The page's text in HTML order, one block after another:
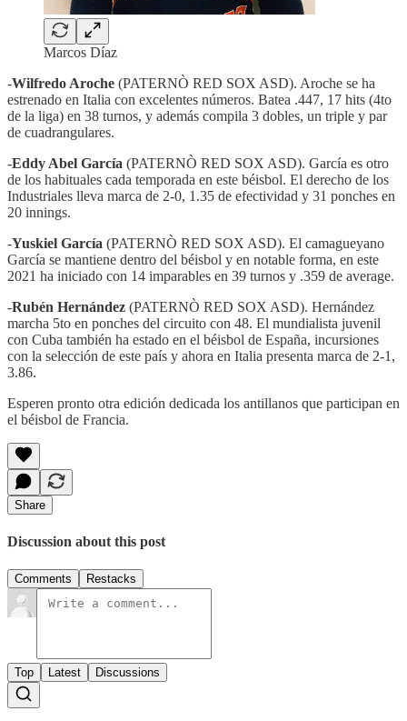
Marcos Díaz
-Wilfredo Aroche (PATERNÒ RED SOX ASD). Aroche se ha
estrenado en Italia con excelentes números. Batea .447, 17 hits (4to
de la liga) en 38 turnos, y además compila 3 dobles, un triple y par
de cuadrangulares.
-Eddy Abel García (PATERNÒ RED SOX ASD). García es otro
de los habituales cada temporada en este béisbol. El derecho de los
Industriales lleva marca de 2-0, 1.35 de efectividad y 31 ponches en
20 innings.
-Yuskiel García (PATERNÒ RED SOX ASD). El camagueyano
García se mantiene dentro del béisbol y en notable forma, en este
2021 ha iniciado con 14 imparables en 39 turnos y .359 de average.
-Rubén Hernández (PATERNÒ RED SOX ASD). Hernández
marcha 5to en ponches del circuito con 48. El mundialista juvenil
con Cuba también ha estado en el béisbol de España, incursiones
con la selección de este país y ahora en Italia presenta marca de 2-1,
3.86.
Esperen pronto otra edición dedicada los antillanos que participan en
el béisbol de Francia.
Share
Discussion about this post
Comments Restacks
Top Latest Discussions